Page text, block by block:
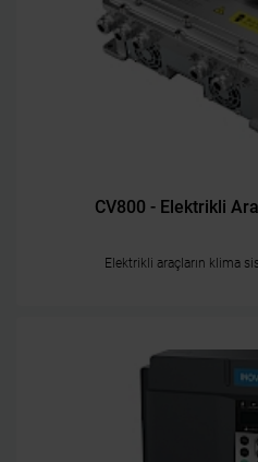
CV800 - Elektrikli
Elektrikli araçların klima